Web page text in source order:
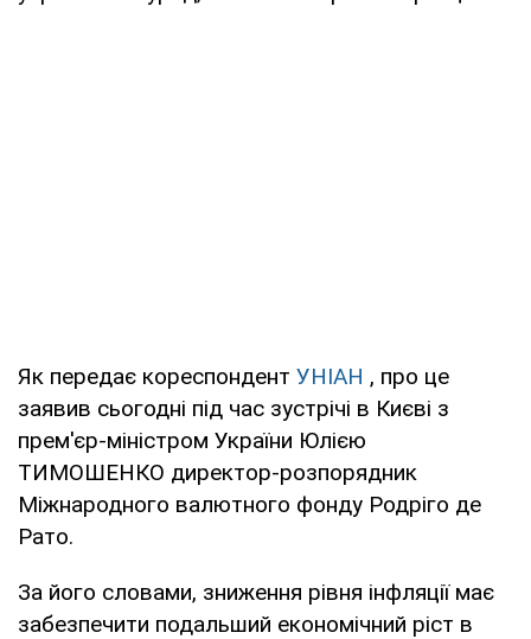
Як передає кореспондент УНІАН , про це
заявив сьогодні під час зустрічі в Києві з
прем'єр-міністром України Юлією
ТИМОШЕНКО директор-розпорядник
Міжнародного валютного фонду Родріго де
Рато.
За його словами, зниження рівня інфляції має
забезпечити подальший економічний ріст в